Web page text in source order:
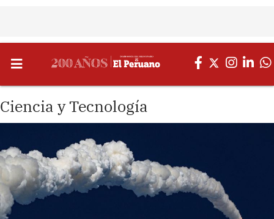
Ciencia y Tecnología